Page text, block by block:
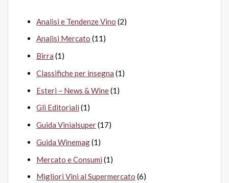
Analisi e Tendenze Vino (2)
Analisi Mercato (11)
Birra (1)
Classifiche per insegna (1)
Esteri – News & Wine(1)
Gli Editoriali (1)
Guida Vinialsuper(17)
Guida Winemag(1)
Mercato e Consumi (1)
Migliori Vini al Supermercato (6)